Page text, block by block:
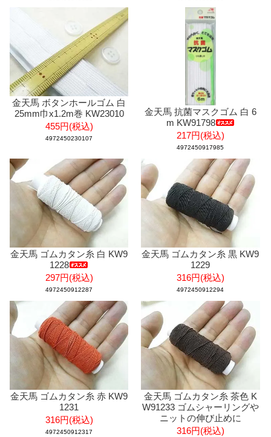
金天馬 ボタンホールゴム 白
25mm巾x1.2m巻 KW23010
455円(税込)
4972450230107
金天馬 抗菌マスクゴム 白 6
m KW91798
217円(税込)
4972450917985
金天馬 ゴムカタン糸 白 KW9
1228
297円(税込)
4972450912287
金天馬 ゴムカタン糸 黒 KW9
1229
316円(税込)
4972450912294
金天馬 ゴムカタン糸 赤 KW9
1231
316円(税込)
4972450912317
金天馬 ゴムカタン糸 茶色 K
W91233 ゴムシャーリングや
ニットの伸び止めに
316円(税込)